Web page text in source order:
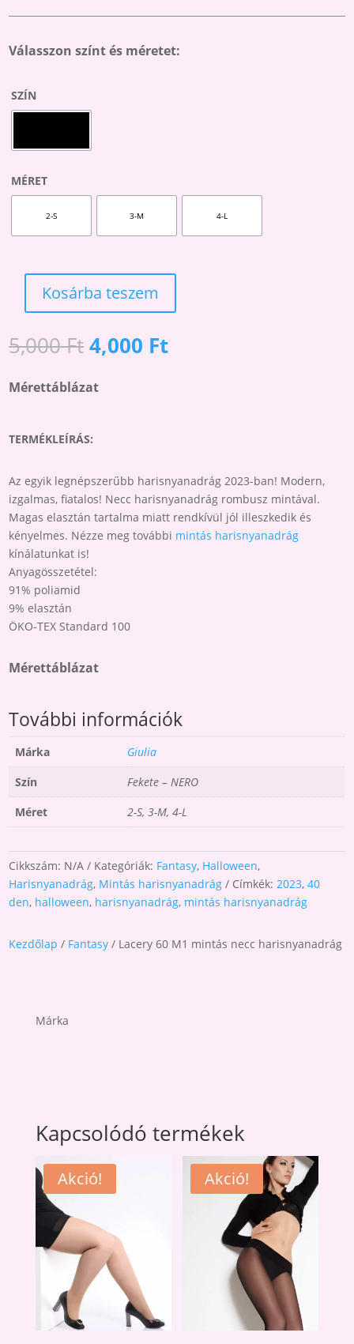
Válasszon színt és méretet:
SZÍN
MÉRET
2-S 3-M 4-L
LACERY
M1
MINTÁS
HARISNYANADRÁG
Kosárba teszem
5,000FtOriginal
price
was:
5,000 Ft.
4,000 FtCurrent
price
Mérettáblázat
TERMÉKLEÍRÁS:
Az egyik legnépszerűbb harisnyanadrág 2023-ban! Modern,
izgalmas, fiatalos! Necc harisnyanadrág rombusz mintával.
Magas elasztán tartalma miatt rendkívül jól illeszkedik és
kényelmes. Nézze meg további mintás harisnyanadrág
kínálatunkat is!
Anyagösszetétel:
91% poliamid
9% elasztán
ÖKO-TEX Standard 100
Mérettáblázat
További információk
Márka
Giulia
Szín
Fekete – NERO
Méret
2-S, 3-M, 4-L
Cikkszám: N/A Kategóriák: Fantasy, Halloween,
Harisnyanadrág, Mintás harisnyanadrág Címkék:2023,40
den, halloween, harisnyanadrág, mintás harisnyanadrág
Kezdőlap / Fantasy / Lacery 60 M1 mintás necc harisnyanadrág
Márka
Kapcsolódó termékek
Akció! Akció!